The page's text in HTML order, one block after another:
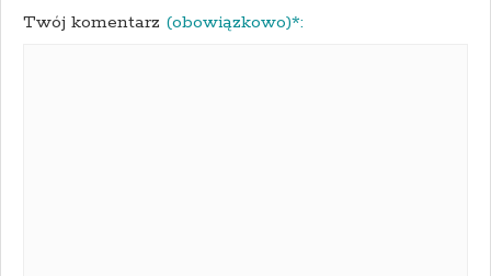
Twój komentarz (obowiązkowo)*: